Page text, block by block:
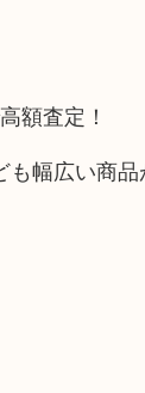
額査定！
幅広い商品